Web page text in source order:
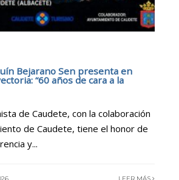
Bejarano Sen presenta en
“60 años de cara a la
de Caudete, con la colaboración
de Caudete, tiene el honor de
y...
LEER MÁS